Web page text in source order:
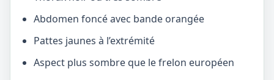
Abdomen foncé avec bande orangée
Pattes jaunes à l’extrémité
Aspect plus sombre que le frelon européen